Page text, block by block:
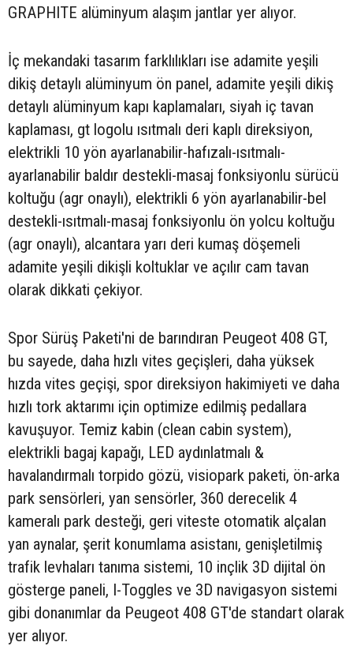
GRAPHITE alüminyum alaşım jantlar yer alıyor.
İç mekandaki tasarım farklılıkları ise adamite yeşili
dikiş detaylı alüminyum ön panel, adamite yeşili dikiş
detaylı alüminyum kapı kaplamaları, siyah iç tavan
kaplaması, gt logolu ısıtmalı deri kaplı direksiyon,
elektrikli 10 yön ayarlanabilir-hafızalı-ısıtmalı-
ayarlanabilir baldır destekli-masaj fonksiyonlu sürücü
koltuğu (agr onaylı), elektrikli 6 yön ayarlanabilir-bel
destekli-ısıtmalı-masaj fonksiyonlu ön yolcu koltuğu
(agr onaylı), alcantara yarı deri kumaş döşemeli
adamite yeşili dikişli koltuklar ve açılır cam tavan
olarak dikkati çekiyor.
Spor Sürüş Paketi'ni de barındıran Peugeot 408 GT,
bu sayede, daha hızlı vites geçişleri, daha yüksek
hızda vites geçişi, spor direksiyon hakimiyeti ve daha
hızlı tork aktarımı için optimize edilmiş pedallara
kavuşuyor. Temiz kabin (clean cabin system),
elektrikli bagaj kapağı, LED aydınlatmalı &
havalandırmalı torpido gözü, visiopark paketi, ön-arka
park sensörleri, yan sensörler, 360 derecelik 4
kameralı park desteği, geri viteste otomatik alçalan
yan aynalar, şerit konumlama asistanı, genişletilmiş
trafik levhaları tanıma sistemi, 10 inçlik 3D dijital ön
gösterge paneli, I-Toggles ve 3D navigasyon sistemi
gibi donanımlar da Peugeot 408 GT'de standart olarak
yer alıyor.